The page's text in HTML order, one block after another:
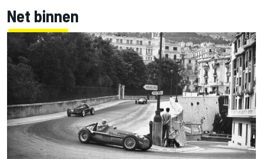
Net binnen